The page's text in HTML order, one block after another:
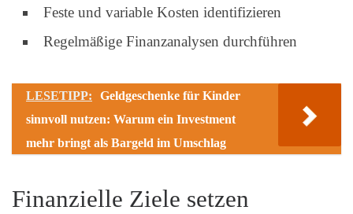
Feste und variable Kosten identifizieren
Regelmäßige Finanzanalysen durchführen
LESETIPP:
Geldgeschenke für Kinder
sinnvoll nutzen: Warum ein Investment
mehr bringt als Bargeld im Umschlag
Finanzielle Ziele setzen